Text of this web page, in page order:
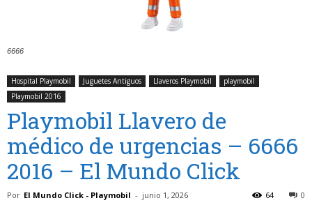
6666
Hospital Playmobil Juguetes Antiguos Llaveros Playmobil
playmobil
Playmobil 2016
Playmobil Llavero de
médico de urgencias – 6666
2016 – El Mundo Click
Por El Mundo Click - Playmobil - junio 1, 2026 0
64